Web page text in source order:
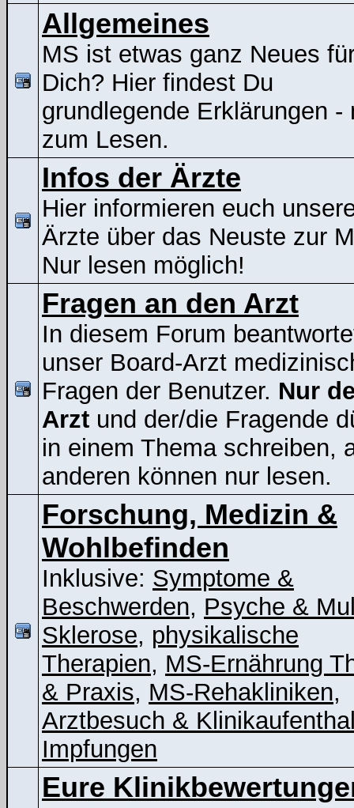
Allgemeines
MS ist etwas ganz Neues
Dich? Hier findest Du
grundlegende Erklärungen -
zum Lesen.
Infos der Ärzte
Hier informieren euch
Ärzte über das Neuste zur
Nur lesen möglich!
Fragen an den Arzt
In diesem Forum
unser Board-Arzt
Fragen der Benutzer. Nur
Arzt und der/die Fragende
in einem Thema schreiben,
anderen können nur lesen.
Forschung, Medizin &
Wohlbefinden
Inklusive: Symptome &
Beschwerden, Psyche &
Sklerose, physikalische
Therapien, MS-Ernährung
& Praxis, MS-Rehakliniken,
Arztbesuch &
Impfungen
Eure